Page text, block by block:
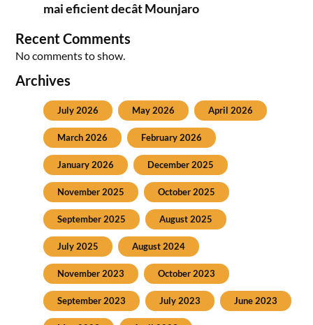
mai eficient decât Mounjaro
Recent Comments
No comments to show.
Archives
July 2026 May 2026 April 2026
March 2026 February 2026
January 2026 December 2025
November 2025 October 2025
September 2025 August 2025
July 2025 August 2024
November 2023 October 2023
September 2023 July 2023 June 2023